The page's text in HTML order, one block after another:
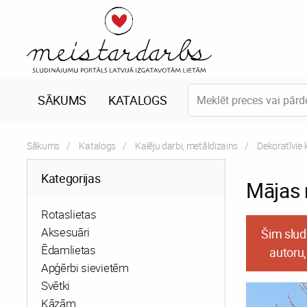
SĀKUMS KATALOGS
Sākums Katalogs Kalēju darbi, metāldizains Dekoratīvie
Kategorijas
Rotaslietas
Aksesuāri
Ēdamlietas
Apģērbi sievietēm
Svētki
Kāzām
Mājas
Šim